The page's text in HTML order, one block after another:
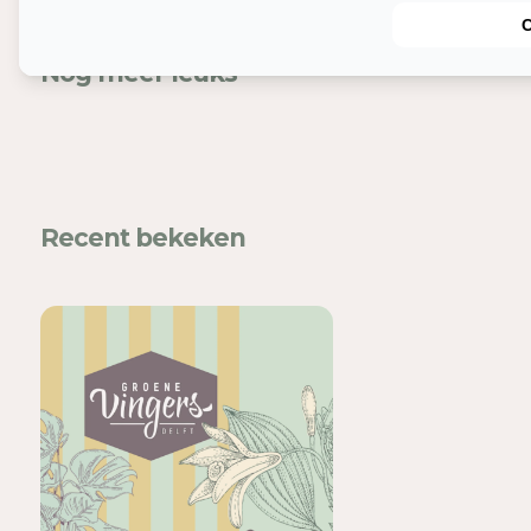
Nog meer leuks
Recent bekeken